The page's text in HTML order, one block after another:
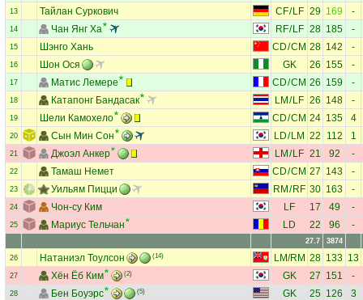
13 Тайлан Суркович CF/LF 29 169 -
14 Чан Янг Ха RF/LF 28 185 -
15 Шэнго Хань CD/CM 28 142 -
16 Шон Ося GK 26 155 -
17 Матис Лемере CD/CM 26 159 -
18 Катапонг Бандасак LM / LF 26 148 -
19 Шели Камохело CD/CM 24 135 4
20 Сын Мин Сон LD/ LM 22 112 1
21 Джоэл Анкер LM / LF 21 92 -
22 Тамаш Немет CD/CM 27 143 -
23 Уильям Пицци RM / RF 30 163 -
24 Чон-су Ким LF 17 49 -
25 Мариус Тельчан LD 22 96 -
27.7 3874
26 Натаниэл Тоулсон (14) LM/RM 28 133 13
27 Хён Ёб Ким (2) GK 27 151 -
28 Бен Боуэрс (5) GK 25 126 3